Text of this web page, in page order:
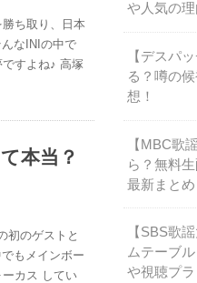
ち取り、日本
なINIの中で
すよね♪ 高塚
本当？
初のゲストと
もメインボー
カス してい
や人気の理
【デスパ
る？噂の
想！
【MBC歌
ら？無料
最新まとめ
【SBS歌
ムテーブ
や視聴プ